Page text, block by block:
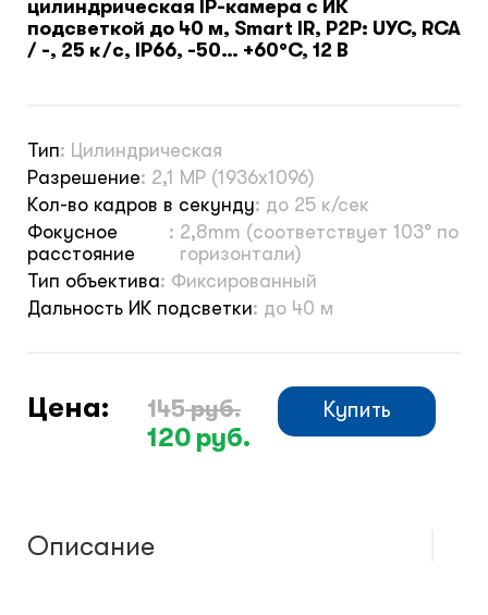
цилиндрическая IP-камера с ИК
подсветкой до 40 м, Smart IR, P2P: UYC, RCA
/ -, 25 к/c, IP66, -50… +60°С, 12 В
Тип: Цилиндрическая
Разрешение: 2,1 MP (1936х1096)
Кол-во кадров в секунду: до 25 к/сек
Фокусное
расстояние
: 2,8mm (соответствует 103° по
горизонтали)
Тип объектива: Фиксированный
Дальность ИК подсветки: до 40 м
Цена: 145 руб.
120 руб.
Купить
Описание